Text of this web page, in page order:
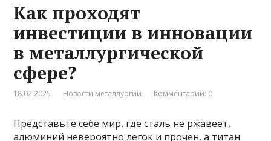
Как проходят
инвестиции в инновации
в металлургической
сфере?
18.02.2025 Новости металлургии Комментарии: 0
Представьте себе мир, где сталь не ржавеет,
алюминий невероятно легок и прочен, а титан